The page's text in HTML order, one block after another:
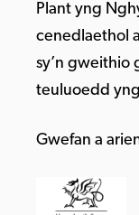
Plant yng
cenedlaethol
sy’n gweithio
teuluoedd
Gwefan a